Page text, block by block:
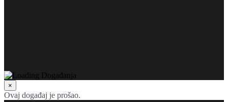
×
Ovaj događaj je prošao.